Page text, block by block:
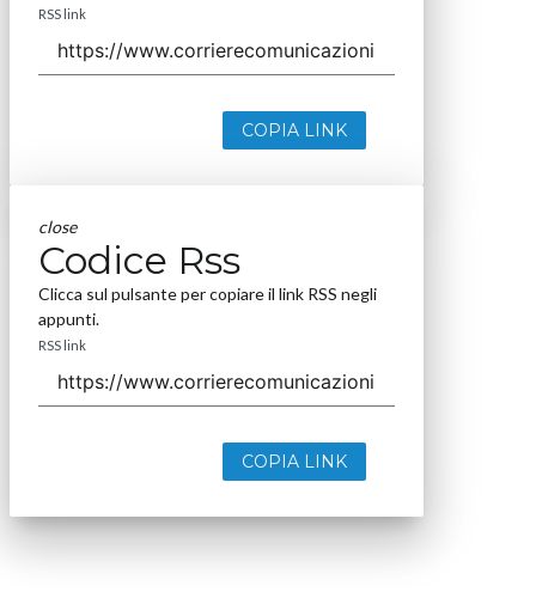
RSS link
COPIA LINK
close
Codice Rss
Clicca sul pulsante per copiare il link RSS negli
appunti.
RSS link
COPIA LINK